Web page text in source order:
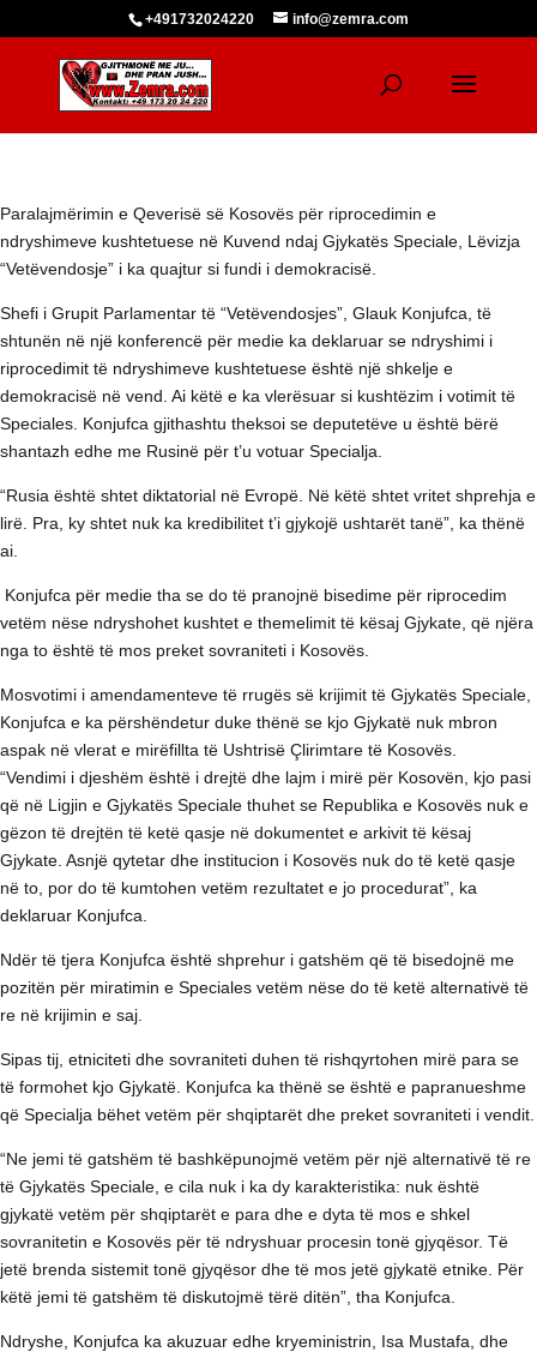
+491732024220 info@zemra.com
Paralajmërimin e Qeverisë së Kosovës për riprocedimin e
ndryshimeve kushtetuese në Kuvend ndaj Gjykatës Speciale, Lëvizja
“Vetëvendosje” i ka quajtur si fundi i demokracisë.
Shefi i Grupit Parlamentar të “Vetëvendosjes”, Glauk Konjufca, të
shtunën në një konferencë për medie ka deklaruar se ndryshimi i
riprocedimit të ndryshimeve kushtetuese është një shkelje e
demokracisë në vend. Ai këtë e ka vlerësuar si kushtëzim i votimit të
Speciales. Konjufca gjithashtu theksoi se deputetëve u është bërë
shantazh edhe me Rusinë për t’u votuar Specialja.
“Rusia është shtet diktatorial në Evropë. Në këtë shtet vritet shprehja e
lirë. Pra, ky shtet nuk ka kredibilitet t’i gjykojë ushtarët tanë”, ka thënë
ai.
Konjufca për medie tha se do të pranojnë bisedime për riprocedim
vetëm nëse ndryshohet kushtet e themelimit të kësaj Gjykate, që njëra
nga to është të mos preket sovraniteti i Kosovës.
Mosvotimi i amendamenteve të rrugës së krijimit të Gjykatës Speciale,
Konjufca e ka përshëndetur duke thënë se kjo Gjykatë nuk mbron
aspak në vlerat e mirëfillta të Ushtrisë Çlirimtare të Kosovës.
“Vendimi i djeshëm është i drejtë dhe lajm i mirë për Kosovën, kjo pasi
që në Ligjin e Gjykatës Speciale thuhet se Republika e Kosovës nuk e
gëzon të drejtën të ketë qasje në dokumentet e arkivit të kësaj
Gjykate. Asnjë qytetar dhe institucion i Kosovës nuk do të ketë qasje
në to, por do të kumtohen vetëm rezultatet e jo procedurat”, ka
deklaruar Konjufca.
Ndër të tjera Konjufca është shprehur i gatshëm që të bisedojnë me
pozitën për miratimin e Speciales vetëm nëse do të ketë alternativë të
re në krijimin e saj.
Sipas tij, etniciteti dhe sovraniteti duhen të rishqyrtohen mirë para se
të formohet kjo Gjykatë. Konjufca ka thënë se është e papranueshme
që Specialja bëhet vetëm për shqiptarët dhe preket sovraniteti i vendit.
“Ne jemi të gatshëm të bashkëpunojmë vetëm për një alternativë të re
të Gjykatës Speciale, e cila nuk i ka dy karakteristika: nuk është
gjykatë vetëm për shqiptarët e para dhe e dyta të mos e shkel
sovranitetin e Kosovës për të ndryshuar procesin tonë gjyqësor. Të
jetë brenda sistemit tonë gjyqësor dhe të mos jetë gjykatë etnike. Për
këtë jemi të gatshëm të diskutojmë tërë ditën”, tha Konjufca.
Ndryshe, Konjufca ka akuzuar edhe kryeministrin, Isa Mustafa, dhe